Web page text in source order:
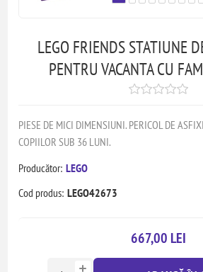
LEGO FRIENDS STATIUNE
PENTRU VACANTA CU
PIESE DE MICI DIMENSIUNI. PERICOL DE
COPIILOR SUB 36 LUNI.
Producător: LEGO
Cod produs: LEGO42673
667,00 LEI